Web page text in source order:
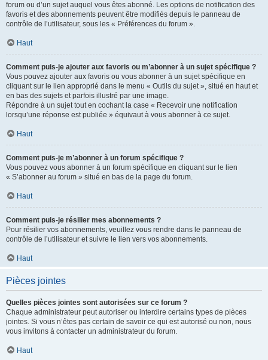
forum ou d’un sujet auquel vous êtes abonné. Les options de notification des
favoris et des abonnements peuvent être modifiés depuis le panneau de
contrôle de l’utilisateur, sous les « Préférences du forum ».
Haut
Comment puis-je ajouter aux favoris ou m’abonner à un sujet spécifique ?
Vous pouvez ajouter aux favoris ou vous abonner à un sujet spécifique en
cliquant sur le lien approprié dans le menu « Outils du sujet », situé en haut et
en bas des sujets et parfois illustré par une image.
Répondre à un sujet tout en cochant la case « Recevoir une notification
lorsqu’une réponse est publiée » équivaut à vous abonner à ce sujet.
Haut
Comment puis-je m’abonner à un forum spécifique ?
Vous pouvez vous abonner à un forum spécifique en cliquant sur le lien
« S’abonner au forum » situé en bas de la page du forum.
Haut
Comment puis-je résilier mes abonnements ?
Pour résilier vos abonnements, veuillez vous rendre dans le panneau de
contrôle de l’utilisateur et suivre le lien vers vos abonnements.
Haut
Pièces jointes
Quelles pièces jointes sont autorisées sur ce forum ?
Chaque administrateur peut autoriser ou interdire certains types de pièces
jointes. Si vous n’êtes pas certain de savoir ce qui est autorisé ou non, nous
vous invitons à contacter un administrateur du forum.
Haut